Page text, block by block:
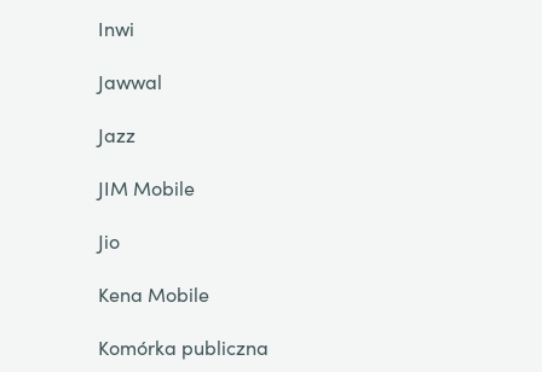
Inwi
Jawwal
Jazz
JIM Mobile
Jio
Kena Mobile
Komórka publiczna